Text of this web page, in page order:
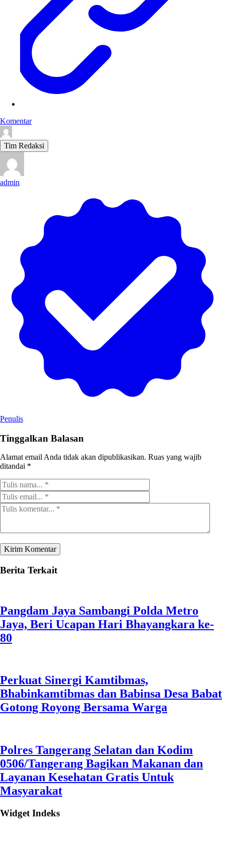
Komentar
Tim Redaksi
admin
Penulis
Tinggalkan Balasan
Alamat email Anda tidak akan dipublikasikan. Ruas yang wajib
ditandai *
Berita Terkait
Pangdam Jaya Sambangi Polda Metro
Jaya, Beri Ucapan Hari Bhayangkara ke-
80
Perkuat Sinergi Kamtibmas,
Bhabinkamtibmas dan Babinsa Desa Babat
Gotong Royong Bersama Warga
Polres Tangerang Selatan dan Kodim
0506/Tangerang Bagikan Makanan dan
Layanan Kesehatan Gratis Untuk
Masyarakat
Widget Indeks